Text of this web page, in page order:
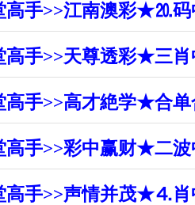
高手>>江南澳彩★⒛
高手>>天尊透彩★三
高手>>高才絶学★合
高手>>彩中赢财★二
高手>>声情并茂★⒋